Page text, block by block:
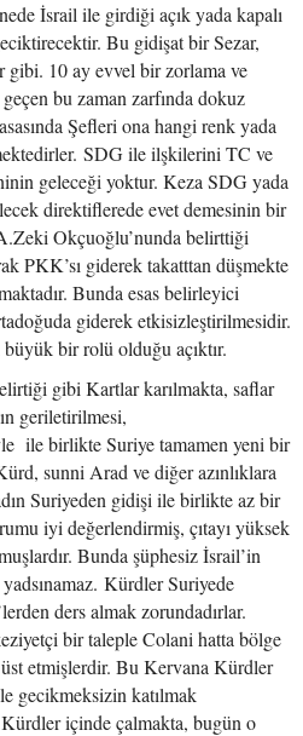
İsrail ile girdiği açık yada kapalı
Bu gidişat bir Sezar,
gibi. 10 ay evvel bir zorlama ve
bu zaman zarfında dokuz
Şefleri ona hangi renk yada
SDG ile ilşkilerini TC ve
geleceği yoktur. Keza SDG yada
direktiflerede evet demesinin bir
Okçuoğlu’nunda belirttiği
PKK’sı giderek takatttan düşmekte
Bunda esas belirleyici
giderek etkisizleştirilmesidir.
bir rolü olduğu açıktır.
gibi Kartlar karılmakta, saflar
geriletirilmesi,
ile birlikte Suriye tamamen yeni bir
sunni Arad ve diğer azınlıklara
Suriyeden gidişi ile birlikte az bir
iyi değerlendirmiş, çıtayı yüksek
Bunda şüphesiz İsrail’in
Kürdler Suriyede
ders almak zorundadırlar.
bir taleple Colani hatta bölge
etmişlerdir. Bu Kervana Kürdler
gecikmeksizin katılmak
içinde çalmakta, bugün o